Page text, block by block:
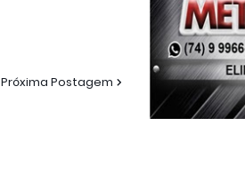
Próxima Postagem